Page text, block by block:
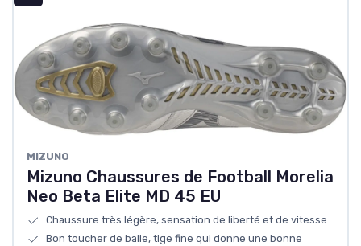
MIZUNO
Mizuno Chaussures de Football Morelia
Neo Beta Elite MD 45 EU
Chaussure très légère, sensation de liberté et de vitesse
Bon toucher de balle, tige fine qui donne une bonne